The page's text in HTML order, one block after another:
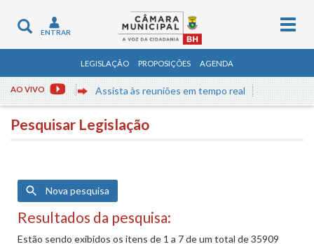
Toggle
navigation
ENTRAR
LEGISLAÇÃO PROPOSIÇÕES AGENDA
AO VIVO Assista às reuniões em tempo real
Pesquisar Legislação
Nova pesquisa
Resultados da pesquisa:
Estão sendo exibidos os itens de 1 a 7 de um total de 35909